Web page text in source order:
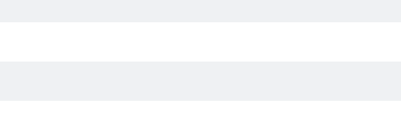
marire de 1,4x de prima clasa si control variabil al aberatiei sferice